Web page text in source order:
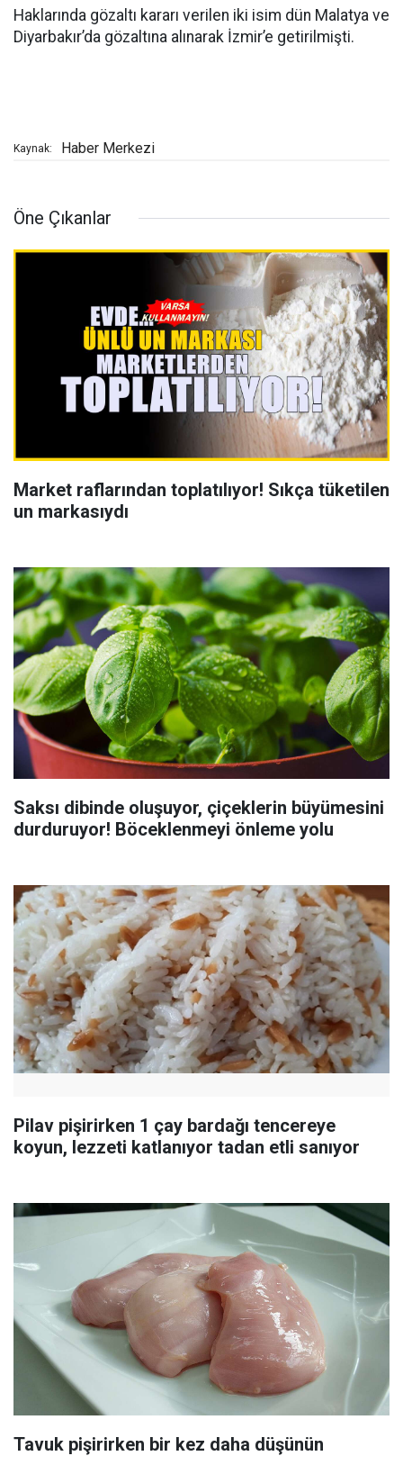
Haklarında gözaltı kararı verilen iki isim dün Malatya ve
Diyarbakır’da gözaltına alınarak İzmir’e getirilmişti.
Kaynak: Haber Merkezi
Öne Çıkanlar
Market raflarından toplatılıyor! Sıkça tüketilen
un markasıydı
Saksı dibinde oluşuyor, çiçeklerin büyümesini
durduruyor! Böceklenmeyi önleme yolu
Pilav pişirirken 1 çay bardağı tencereye
koyun, lezzeti katlanıyor tadan etli sanıyor
Tavuk pişirirken bir kez daha düşünün